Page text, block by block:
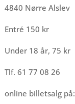
4840 Nørre Alslev
Entré 150 kr
Under 18 år, 75 kr
Tlf. 61 77 08 26
online billetsalg på: